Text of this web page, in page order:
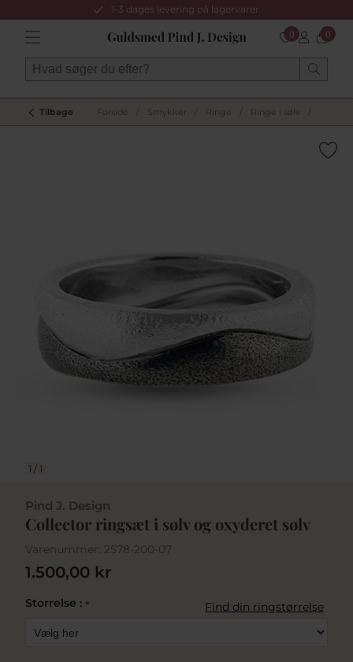
1-3 dages levering på lagervarer
0 0
Tilbage Forside Smykker Ringe Ringe i sølv
1 / 1
Pind J. Design
Collector ringsæt i sølv og oxyderet sølv
Varenummer: 2578-200-07
1.500,00 kr
Storrelse : * Find din ringstørrelse